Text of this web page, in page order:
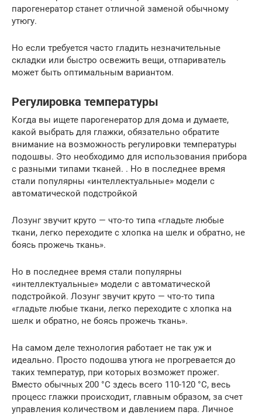
парогенератор станет отличной заменой обычному
утюгу.
Но если требуется часто гладить незначительные
складки или быстро освежить вещи, отпариватель
может быть оптимальным вариантом.
Регулировка температуры
Когда вы ищете парогенератор для дома и думаете,
какой выбрать для глажки, обязательно обратите
внимание на возможность регулировки температуры
подошвы. Это необходимо для использования прибора
с разными типами тканей. . Но в последнее время
стали популярны «интеллектуальные» модели с
автоматической подстройкой
Лозунг звучит круто — что-то типа «гладьте любые
ткани, легко переходите с хлопка на шелк и обратно, не
боясь прожечь ткань».
Но в последнее время стали популярны
«интеллектуальные» модели с автоматической
подстройкой. Лозунг звучит круто — что-то типа
«гладьте любые ткани, легко переходите с хлопка на
шелк и обратно, не боясь прожечь ткань».
На самом деле технология работает не так уж и
идеально. Просто подошва утюга не прогревается до
таких температур, при которых возможет прожег.
Вместо обычных 200 °С здесь всего 110-120 °С, весь
процесс глажки происходит, главным образом, за счет
управления количеством и давлением пара. Личное